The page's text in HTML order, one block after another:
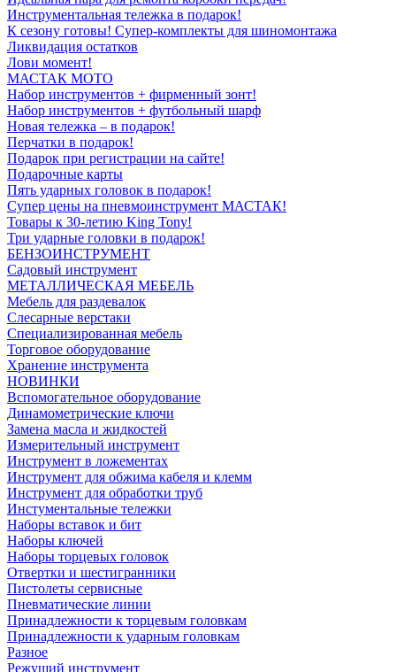
Инструментальная тележка в подарок!
К сезону готовы! Супер-комплекты для шиномонтажа
Ликвидация остатков
Лови момент!
МАСТАК МОТО
Набор инструментов + фирменный зонт!
Набор инструментов + футбольный шарф
Новая тележка – в подарок!
Перчатки в подарок!
Подарок при регистрации на сайте!
Подарочные карты
Пять ударных головок в подарок!
Супер цены на пневмоинструмент МАСТАК!
Товары к 30-летию King Tony!
Три ударные головки в подарок!
БЕНЗОИНСТРУМЕНТ
Садовый инструмент
МЕТАЛЛИЧЕСКАЯ МЕБЕЛЬ
Мебель для раздевалок
Слесарные верстаки
Специализированная мебель
Торговое оборудование
Хранение инструмента
НОВИНКИ
Вспомогательное оборудование
Динамометрические ключи
Замена масла и жидкостей
Измерительный инструмент
Инструмент в ложементах
Инструмент для обжима кабеля и клемм
Инструмент для обработки труб
Инстументальные тележки
Наборы вставок и бит
Наборы ключей
Наборы торцевых головок
Отвертки и шестигранники
Пистолеты сервисные
Пневматические линии
Принадлежности к торцевым головкам
Принадлежности к ударным головкам
Разное
Режущий инструмент